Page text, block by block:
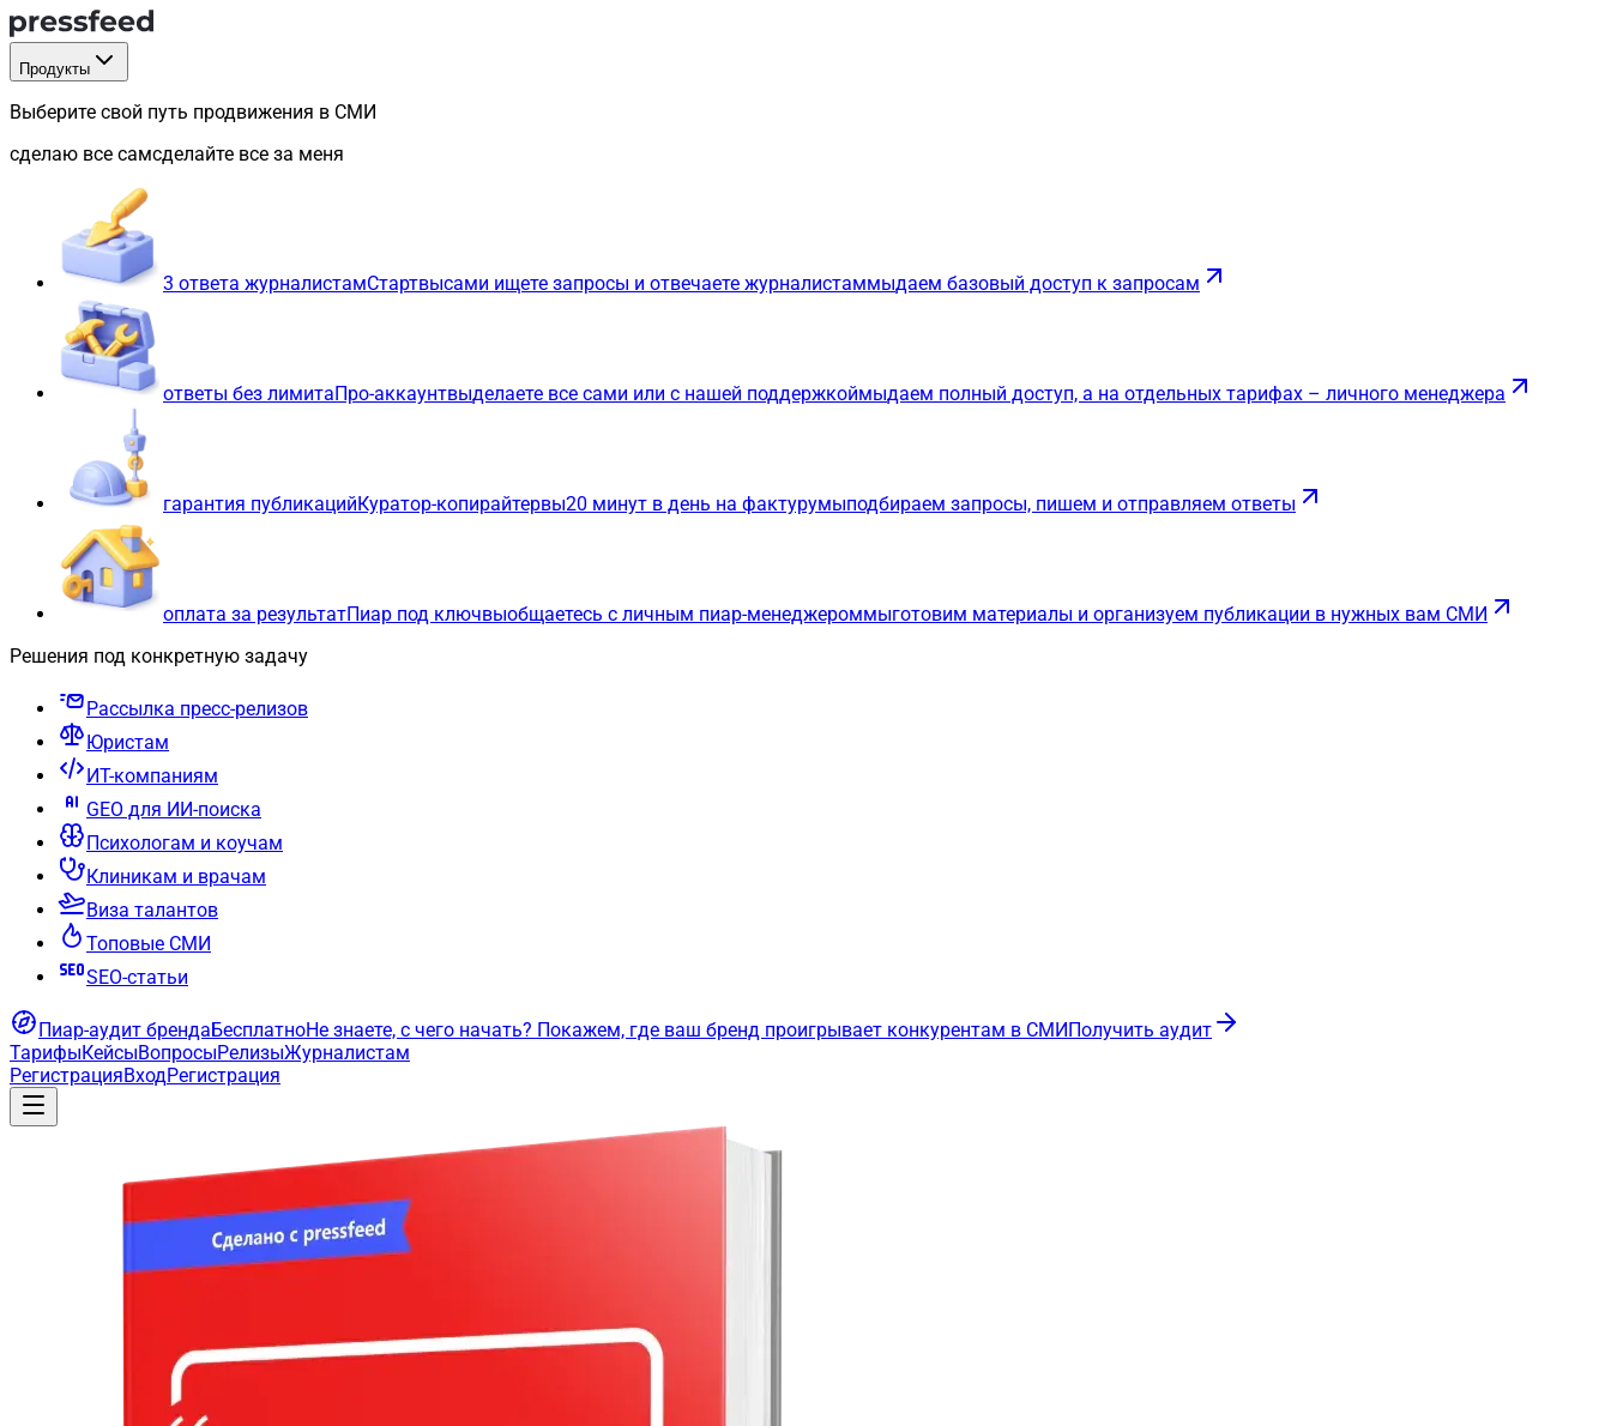
Продукты
Выберите свой путь продвижения в СМИ
сделаю все самсделайте все за меня
3 ответа журналистамСтартвысами ищете запросы и отвечаете журналистаммыдаем базовый доступ к запросам
ответы без лимитаПро-аккаунтвыделаете все сами или с нашей поддержкоймыдаем полный доступ, а на отдельных тарифах – личного менеджера
гарантия публикацийКуратор-копирайтервы20 минут в день на фактурумыподбираем запросы, пишем и отправляем ответы
оплата за результатПиар под ключвыобщаетесь с личным пиар-менеджероммыготовим материалы и организуем публикации в нужных вам СМИ
Решения под конкретную задачу
Рассылка пресс-релизов
Юристам
ИТ-компаниям
GEO для ИИ-поиска
Психологам и коучам
Клиникам и врачам
Виза талантов
Топовые СМИ
SEO-статьи
Пиар-аудит брендаБесплатноНе знаете, с чего начать? Покажем, где ваш бренд проигрывает конкурентам в СМИПолучить аудит
ТарифыКейсыВопросыРелизыЖурналистам
РегистрацияВходРегистрация